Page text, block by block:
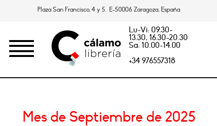
Plaza San Francisco, 4 y 5. E-50006 Zaragoza, España
Lu-Vi: 09.30-
13.30, 16.30-20.30
Sa: 10.00-14.00
+34 976557318
Mes de Septiembre de 2025